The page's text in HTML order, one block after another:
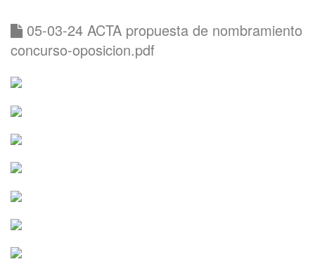
05-03-24 ACTA propuesta de nombramiento
concurso-oposicion.pdf